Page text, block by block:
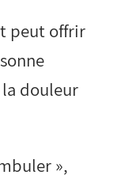
peut offrir
douleur
»,